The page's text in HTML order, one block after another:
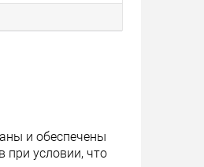
и обеспечены
при условии, что